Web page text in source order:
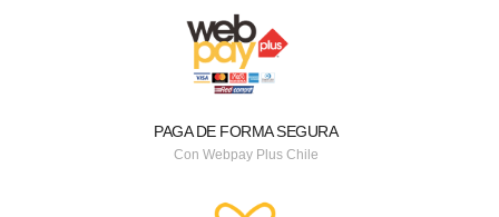
PAGA DE FORMA SEGURA
Con Webpay Plus Chile